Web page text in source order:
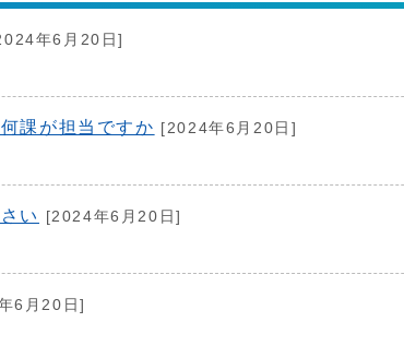
年6月20日]
課が担当ですか [2024年6月20日]
い [2024年6月20日]
6月20日]